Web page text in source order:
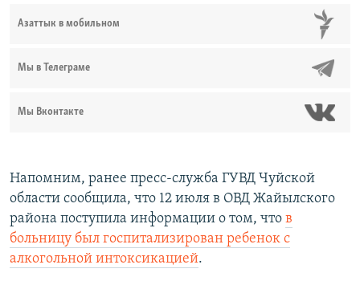
Азаттык в мобильном
Мы в Телеграме
Мы Вконтакте
Напомним, ранее пресс-служба ГУВД Чуйской
области сообщила, что 12 июля в ОВД Жайылского
района поступила информации о том, что в
больницу был госпитализирован ребенок с
алкогольной интоксикацией.